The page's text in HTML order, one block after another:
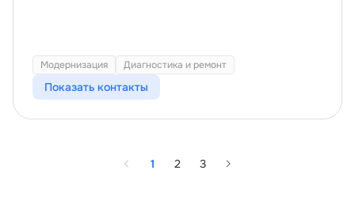
Модернизация Диагностика и ремонт
Показать контакты
1 2 3